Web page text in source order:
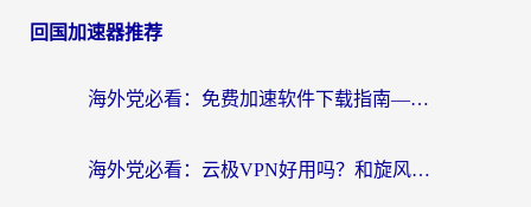
回国加速器推荐
海外党必看：免费加速软件下载指南——无缝访问国内资源的正确打开方式
海外党必看：云极VPN好用吗？和旋风VPN对比哪个回国效果更好？附真实体验+选择攻略